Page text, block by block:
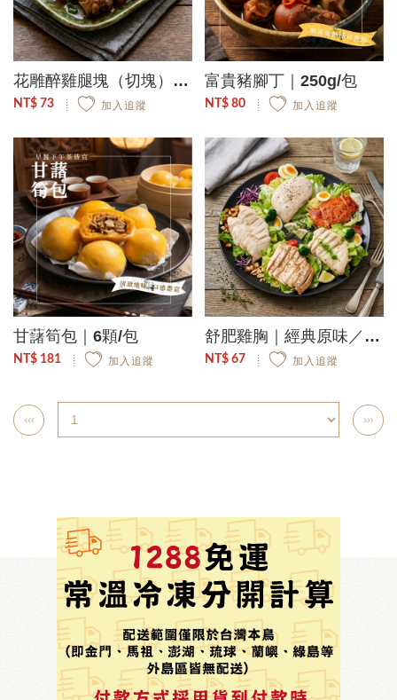
花雕醉雞腿塊（切塊）｜250g/包
NT$ 73 加入追蹤
富貴豬腳丁｜250g/包
NT$ 80 加入追蹤
甘藷筍包｜6顆/包
NT$ 181 加入追蹤
舒肥雞胸｜經典原味／紐奧良風味／義式香草／台式香蔥／日式椒鹽｜100g/包
NT$ 67 加入追蹤